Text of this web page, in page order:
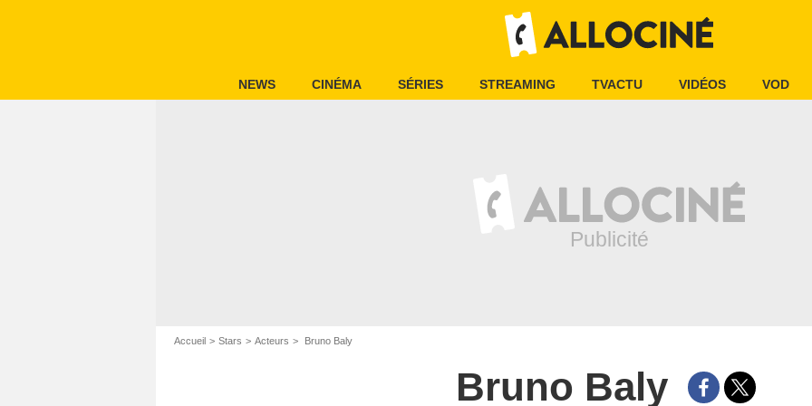
NEWS CINÉMA SÉRIES STREAMING TVACTU VIDÉOS VOD
Accueil Stars Acteurs Bruno Baly
Bruno Baly